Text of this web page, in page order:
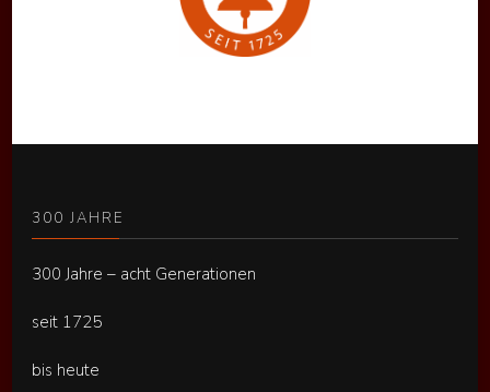
300 JAHRE
300 Jahre – acht Generationen
seit 1725
bis heute